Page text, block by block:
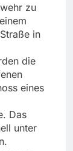
zu
in
die
eines
Das
unter